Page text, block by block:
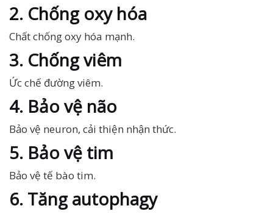
2. Chống oxy hóa
Chất chống oxy hóa mạnh.
3. Chống viêm
Ức chế đường viêm.
4. Bảo vệ não
Bảo vệ neuron, cải thiện nhận thức.
5. Bảo vệ tim
Bảo vệ tế bào tim.
6. Tăng autophagy